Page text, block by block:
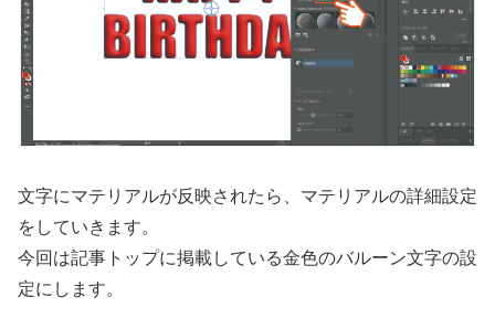
文字にマテリアルが反映されたら、マテリアルの詳細設定
をしていきます。
今回は記事トップに掲載している金色のバルーン文字の設
定にします。